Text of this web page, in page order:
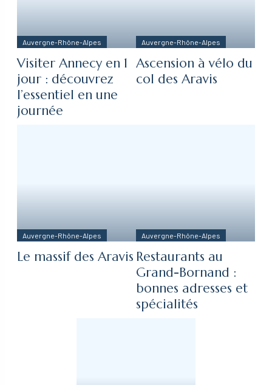
Auvergne-Rhône-Alpes
Visiter Annecy en 1
jour : découvrez
l’essentiel en une
journée
Auvergne-Rhône-Alpes
Ascension à vélo du
col des Aravis
Auvergne-Rhône-Alpes
Le massif des Aravis
Auvergne-Rhône-Alpes
Restaurants au
Grand-Bornand :
bonnes adresses et
spécialités